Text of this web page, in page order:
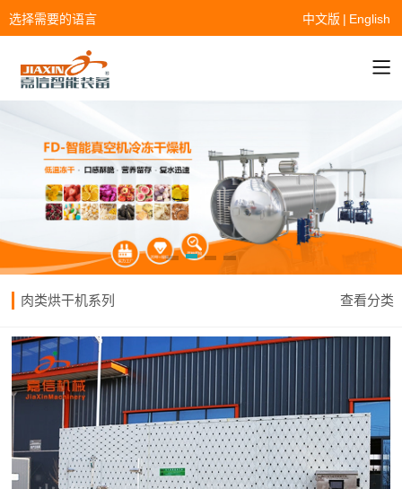
选择需要的语言 中文版 | English
肉类烘干机系列 查看分类